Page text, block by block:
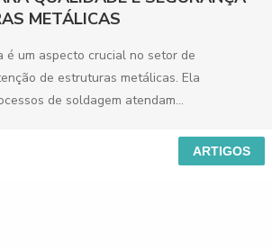
METÁLICAS
é um aspecto crucial no setor de
de estruturas metálicas. Ela
de soldagem atendam...
ARTIGOS